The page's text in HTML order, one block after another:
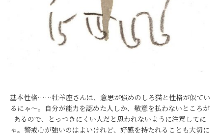
基本性格……牡羊座さんは、意思が強めのしろ猫と性格が似てい
るにゃ～。自分が能力を認めた人しか、敬意を払わないところが
あるので、とっつきにくい人だと思われないように注意してに
ゃ。警戒心が強いのはよいけれど、好感を持たれることも大切に